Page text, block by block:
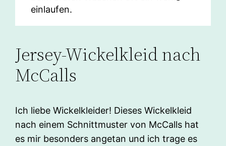
einlaufen.
Jersey-Wickelkleid nach
McCalls
Ich liebe Wickelkleider! Dieses Wickelkleid
nach einem Schnittmuster von McCalls hat
es mir besonders angetan und ich trage es